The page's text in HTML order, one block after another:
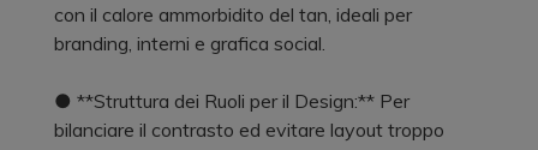
con il calore ammorbidito del tan, ideali per
branding, interni e grafica social.
● **Struttura dei Ruoli per il Design:** Per
bilanciare il contrasto ed evitare layout troppo